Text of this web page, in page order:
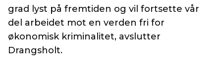
grad lyst på fremtiden og vil fortsette vår
del arbeidet mot en verden fri for
økonomisk kriminalitet, avslutter
Drangsholt.